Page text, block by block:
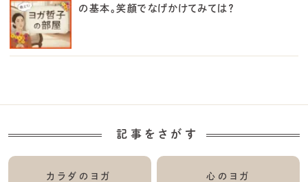
の基本。笑顔でなげかけてみては？
記事をさがす
カラダのヨガ 心のヨガ